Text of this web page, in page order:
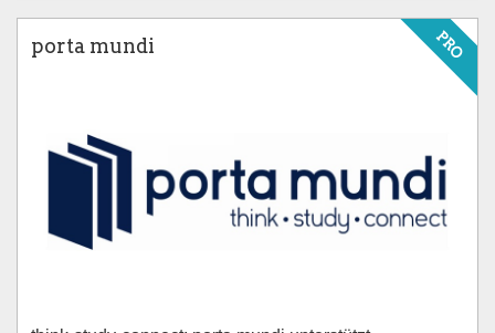
PRO
porta mundi